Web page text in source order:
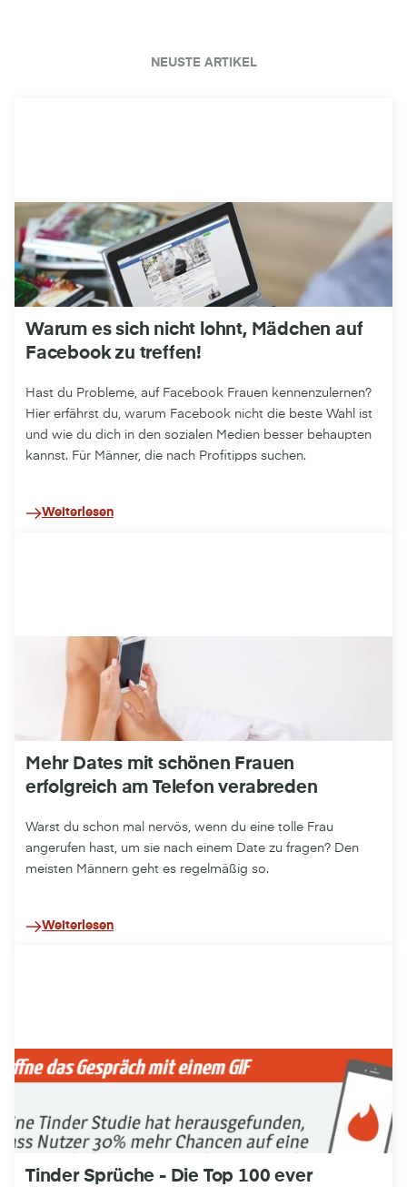
NEUSTE ARTIKEL
Warum es sich nicht lohnt, Mädchen auf
Facebook zu treffen!
Hast du Probleme, auf Facebook Frauen kennenzulernen?
Hier erfährst du, warum Facebook nicht die beste Wahl ist
und wie du dich in den sozialen Medien besser behaupten
kannst. Für Männer, die nach Profitipps suchen.
Weiterlesen
Mehr Dates mit schönen Frauen
erfolgreich am Telefon verabreden
Warst du schon mal nervös, wenn du eine tolle Frau
angerufen hast, um sie nach einem Date zu fragen? Den
meisten Männern geht es regelmäßig so.
Weiterlesen
Tinder Sprüche - Die Top 100 ever